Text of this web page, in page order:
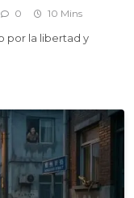
0 10 Mins
por la libertad y